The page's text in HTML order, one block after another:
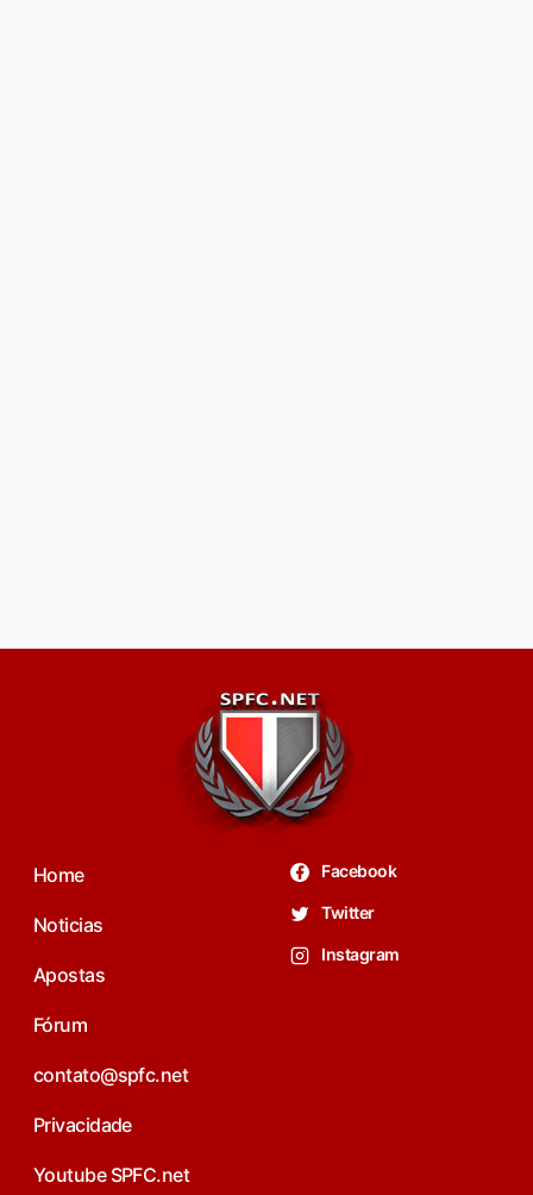
Home
Noticias
Apostas
Fórum
contato@spfc.net
Privacidade
Youtube SPFC.net
Facebook
Twitter
Instagram